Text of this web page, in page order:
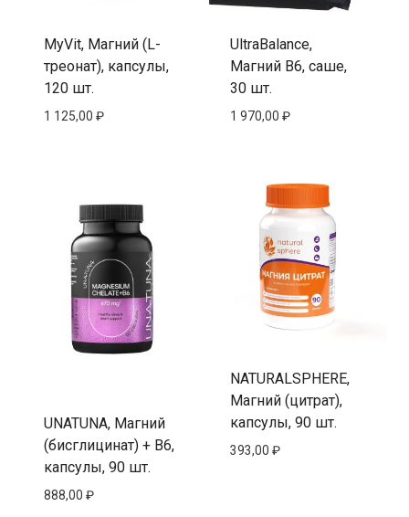
MyVit, Магний (L-
треонат), капсулы,
120 шт.
1 125,00 ₽
UltraBalance,
Магний В6, саше,
30 шт.
1 970,00 ₽
UNATUNA, Магний
(бисглицинат) + В6,
капсулы, 90 шт.
888,00 ₽
NATURALSPHERE,
Магний (цитрат),
капсулы, 90 шт.
393,00 ₽